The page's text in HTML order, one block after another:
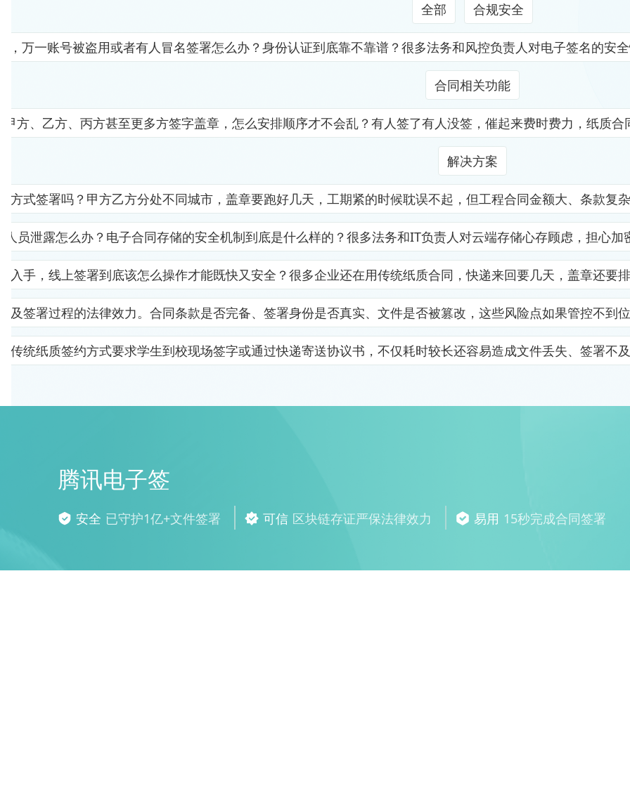
全部 合规安全
万一账号被盗用或者有人冒名签署怎么办？身份认证到底靠不靠谱？很多法务和风控负责人对电子签名的
合同相关功能
方、乙方、丙方甚至更多方签字盖章，怎么安排顺序才不会乱？有人签了有人没签，催起来费时费力，纸质
解决方案
方式签署吗？甲方乙方分处不同城市，盖章要跑好几天，工期紧的时候耽误不起，但工程合同金额大、条款
员泄露怎么办？电子合同存储的安全机制到底是什么样的？很多法务和IT负责人对云端存储心存顾虑，担
入手，线上签署到底该怎么操作才能既快又安全？很多企业还在用传统纸质合同，快递来回要几天，盖章还
签署过程的法律效力。合同条款是否完备、签署身份是否真实、文件是否被篡改，这些风险点如果管控不
统纸质签约方式要求学生到校现场签字或通过快递寄送协议书，不仅耗时较长还容易造成文件丢失、签署
腾讯电子签
安全 已守护1亿+文件签署 可信 区块链存证严保法律效力 易用 15秒完成合同签署